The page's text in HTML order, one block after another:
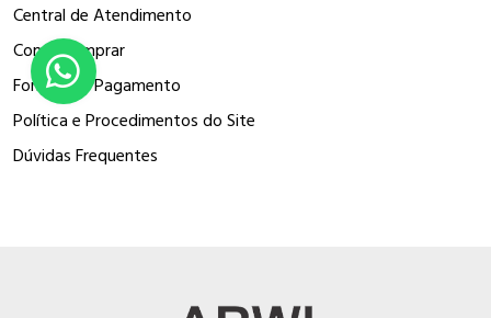
Central de Atendimento
Como Comprar
Formas de Pagamento
Política e Procedimentos do Site
Dúvidas Frequentes